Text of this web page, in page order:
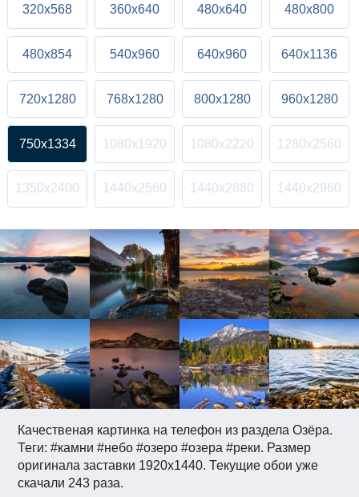
Качественая картинка на телефон из раздела Озёра.
Теги: #камни #небо #озеро #озера #реки. Размер
оригинала заставки 1920x1440. Текущие обои уже
скачали 243 раза.
320x568 360x640 480x640 480x800
480x854 540x960 640x960 640x1136
720x1280 768x1280 800x1280 960x1280
750x1334 1080x1920 1080x2220 1280x2560
1350x2400 1440x2560 1440x2880 1440x2960